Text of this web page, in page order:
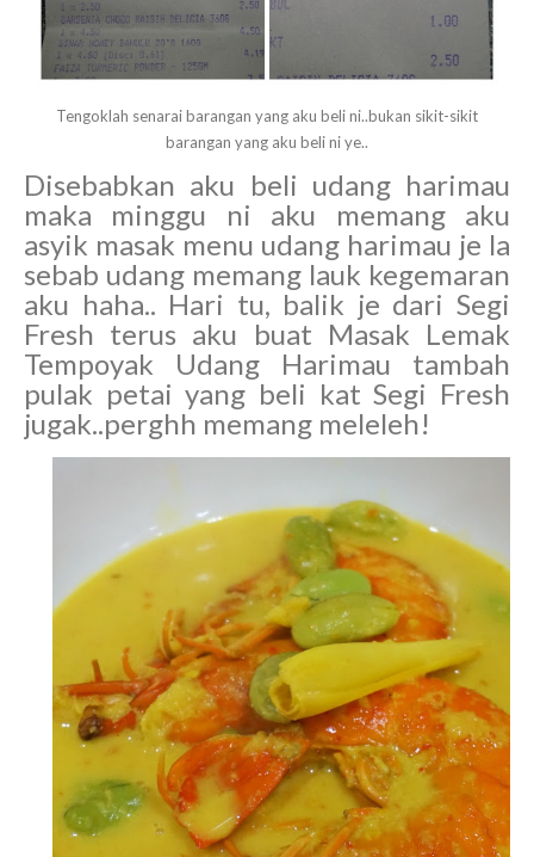
Tengoklah senarai barangan yang aku beli ni..bukan sikit-sikit
barangan yang aku beli ni ye..
Disebabkan aku beli udang harimau
maka minggu ni aku memang aku
asyik masak menu udang harimau je la
sebab udang memang lauk kegemaran
aku haha.. Hari tu, balik je dari Segi
Fresh terus aku buat Masak Lemak
Tempoyak Udang Harimau tambah
pulak petai yang beli kat Segi Fresh
jugak..perghh memang meleleh!